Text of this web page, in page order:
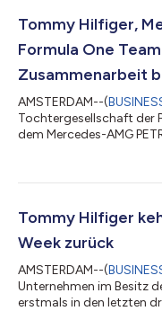
Tommy Hilfiger,
Formula One
Zusammenarbeit
AMSTERDAM--(
Tochtergesellschaft der
dem Mercedes-AMG
-Kampagne
Streetstyle-Sensibilität
mit der
Tommy Hilfiger
Week zurück
AMSTERDAM--(
Unternehmen im Besitz
erstmals in den letzten